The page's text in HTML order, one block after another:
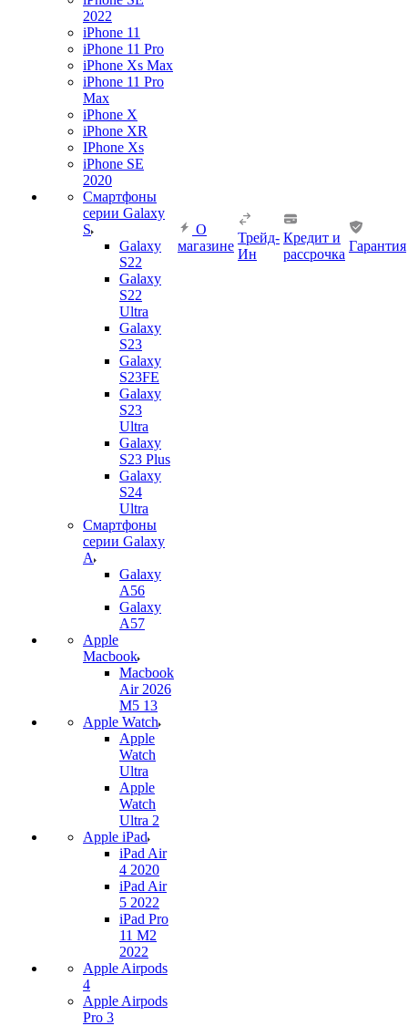
2022
iPhone 11
iPhone 11 Pro
iPhone Xs Max
iPhone 11 Pro
Max
iPhone X
iPhone XR
IPhone Xs
iPhone SE
2020
Смартфоны
серии Galaxy
S
Galaxy
S22
Galaxy
S22
Ultra
Galaxy
S23
Galaxy
S23FE
Galaxy
S23
Ultra
Galaxy
S23 Plus
Galaxy
S24
Ultra
Смартфоны
серии Galaxy
A
Galaxy
A56
Galaxy
A57
Apple
Macbook
Macbook
Air 2026
M5 13
Apple Watch
Apple
Watch
Ultra
Apple
Watch
Ultra 2
Apple iPad
iPad Air
4 2020
iPad Air
5 2022
iPad Pro
11 M2
2022
Apple Airpods
4
Apple Airpods
Pro 3
О
магазине
Трейд-
Ин
Кредит и
рассрочка
Гарантия